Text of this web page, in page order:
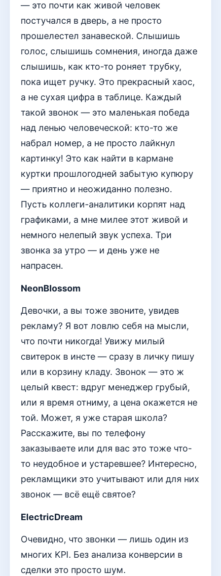
— это почти как живой человек
постучался в дверь, а не просто
прошелестел занавеской. Слышишь
голос, слышишь сомнения, иногда даже
слышишь, как кто-то роняет трубку,
пока ищет ручку. Это прекрасный хаос,
а не сухая цифра в таблице. Каждый
такой звонок — это маленькая победа
над ленью человеческой: кто-то же
набрал номер, а не просто лайкнул
картинку! Это как найти в кармане
куртки прошлогодней забытую купюру
— приятно и неожиданно полезно.
Пусть коллеги-аналитики корпят над
графиками, а мне милее этот живой и
немного нелепый звук успеха. Три
звонка за утро — и день уже не
напрасен.
NeonBlossom
Девочки, а вы тоже звоните, увидев
рекламу? Я вот ловлю себя на мысли,
что почти никогда! Увижу милый
свитерок в инсте — сразу в личку пишу
или в корзину кладу. Звонок — это ж
целый квест: вдруг менеджер грубый,
или я время отниму, а цена окажется не
той. Может, я уже старая школа?
Расскажите, вы по телефону
заказываете или для вас это тоже что-
то неудобное и устаревшее? Интересно,
рекламщики это учитывают или для них
звонок — всё ещё святое?
ElectricDream
Очевидно, что звонки — лишь один из
многих KPI. Без анализа конверсии в
сделки это просто шум.